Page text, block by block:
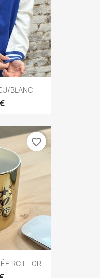
BLANC
RCT - OR
favorite_border